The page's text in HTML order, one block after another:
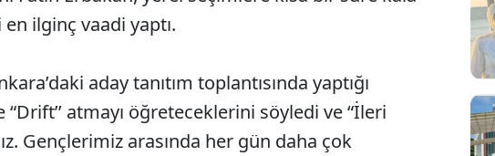
ilginç vaadi yaptı.
aday tanıtım toplantısında yaptığı
atmayı öğreteceklerini söyledi ve “İleri
Gençlerimiz arasında her gün daha çok